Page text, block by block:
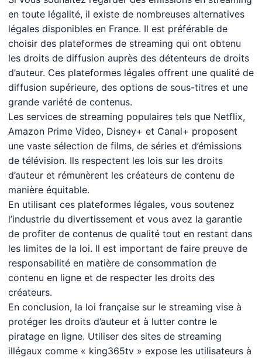
en toute légalité, il existe de nombreuses alternatives
légales disponibles en France. Il est préférable de
choisir des plateformes de streaming qui ont obtenu
les droits de diffusion auprès des détenteurs de droits
d’auteur. Ces plateformes légales offrent une qualité de
diffusion supérieure, des options de sous-titres et une
grande variété de contenus.
Les services de streaming populaires tels que Netflix,
Amazon Prime Video, Disney+ et Canal+ proposent
une vaste sélection de films, de séries et d’émissions
de télévision. Ils respectent les lois sur les droits
d’auteur et rémunèrent les créateurs de contenu de
manière équitable.
En utilisant ces plateformes légales, vous soutenez
l’industrie du divertissement et vous avez la garantie
de profiter de contenus de qualité tout en restant dans
les limites de la loi. Il est important de faire preuve de
responsabilité en matière de consommation de
contenu en ligne et de respecter les droits des
créateurs.
En conclusion, la loi française sur le streaming vise à
protéger les droits d’auteur et à lutter contre le
piratage en ligne. Utiliser des sites de streaming
illégaux comme « king365tv » expose les utilisateurs à